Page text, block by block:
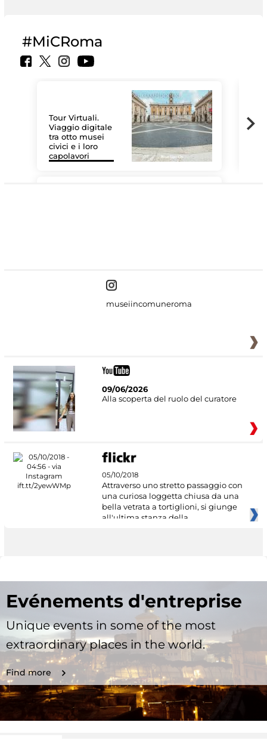
#MiCRoma
Tour Virtuali.
Viaggio digitale
tra otto musei
civici e i loro
capolavori
museiincomuneroma
09/06/2026
Alla scoperta del ruolo del curatore
05/10/2018
Attraverso uno stretto passaggio con
una curiosa loggetta chiusa da una
bella vetrata a tortiglioni, si giunge
all'ultima stanza della
Evénements d'entreprise
Unique events in some of the most
extraordinary places in the world.
Find more